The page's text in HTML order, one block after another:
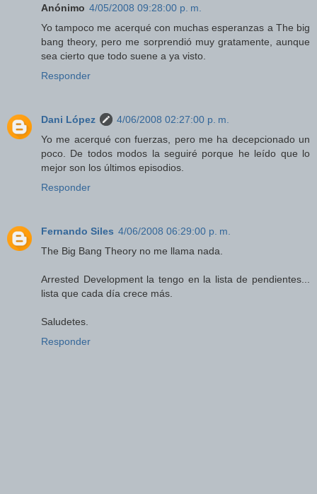
Anónimo 4/05/2008 09:28:00 p. m.
Yo tampoco me acerqué con muchas esperanzas a The big
bang theory, pero me sorprendió muy gratamente, aunque
sea cierto que todo suene a ya visto.
Responder
Dani López
4/06/2008 02:27:00 p. m.
Yo me acerqué con fuerzas, pero me ha decepcionado un
poco. De todos modos la seguiré porque he leído que lo
mejor son los últimos episodios.
Responder
Fernando Siles 4/06/2008 06:29:00 p. m.
The Big Bang Theory no me llama nada.
Arrested Development la tengo en la lista de pendientes...
lista que cada día crece más.
Saludetes.
Responder